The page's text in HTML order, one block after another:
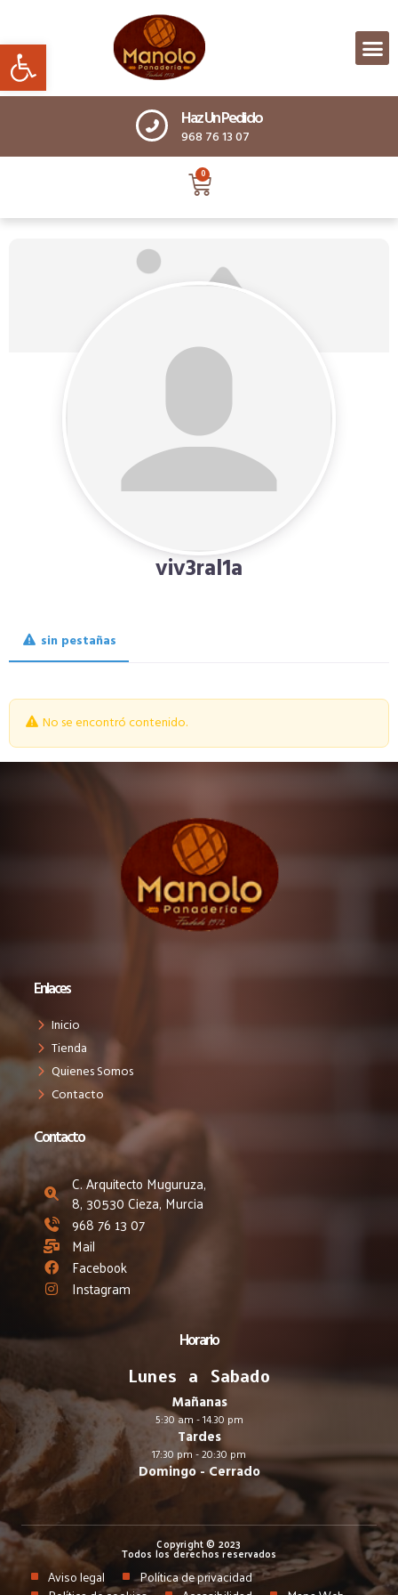
Abrir barra de herramientas
Haz Un Pedido
968 76 13 07
0
viv3ral1a
viv3ral1a
sin pestañas
No se encontró contenido.
Enlaces
Inicio
Tienda
Quienes Somos
Contacto
Contacto
C. Arquitecto Muguruza,
8, 30530 Cieza, Murcia
968 76 13 07
Mail
Facebook
Instagram
Horario
Lunes a Sabado
Mañanas
5:30 am - 14.30 pm
Tardes
17:30 pm - 20:30 pm
Domingo - Cerrado
Copyright © 2023
Todos los derechos reservados
Aviso legal
Política de privacidad